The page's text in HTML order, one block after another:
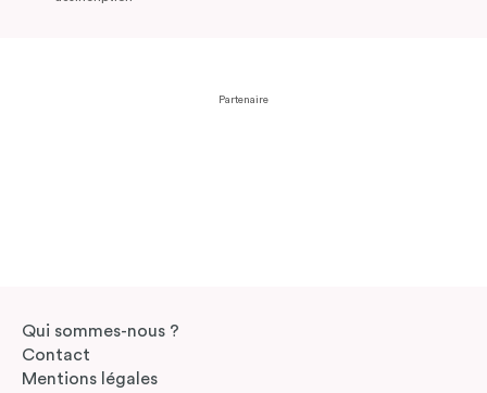
Partenaire
Qui sommes-nous ?
Contact
Mentions légales